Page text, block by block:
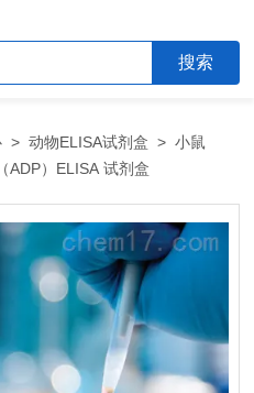
>动物ELISA试剂盒 >小鼠
ADP）ELISA 试剂盒